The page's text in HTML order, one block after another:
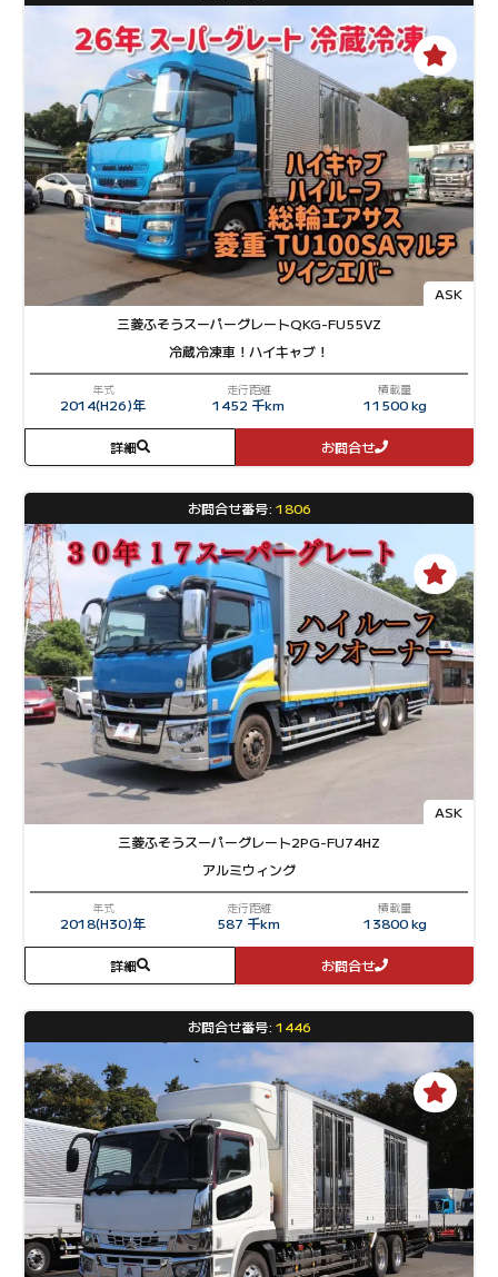
ASK
三菱ふそうスーパーグレートQKG-FU55VZ
冷蔵冷凍車！ハイキャブ！
年式
2014(H26)年
走行距離
1452 千km
積載量
11500 kg
詳細 お問合せ
お問合せ番号: 1806
ASK
三菱ふそうスーパーグレート2PG-FU74HZ
アルミウィング
年式
2018(H30)年
走行距離
587 千km
積載量
13800 kg
詳細 お問合せ
お問合せ番号: 1446